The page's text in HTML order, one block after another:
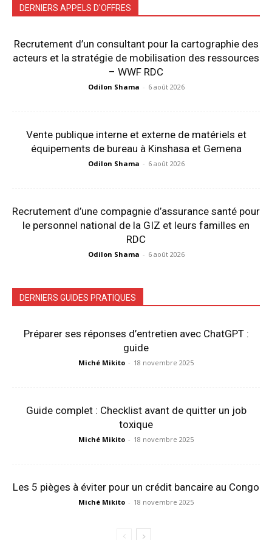
DERNIERS APPELS D'OFFRES
Recrutement d’un consultant pour la cartographie des
acteurs et la stratégie de mobilisation des ressources
– WWF RDC
Odilon Shama - 6 août 2026
Vente publique interne et externe de matériels et
équipements de bureau à Kinshasa et Gemena
Odilon Shama - 6 août 2026
Recrutement d’une compagnie d’assurance santé pour
le personnel national de la GIZ et leurs familles en
RDC
Odilon Shama - 6 août 2026
DERNIERS GUIDES PRATIQUES
Préparer ses réponses d’entretien avec ChatGPT :
guide
Miché Mikito - 18 novembre 2025
Guide complet : Checklist avant de quitter un job
toxique
Miché Mikito - 18 novembre 2025
Les 5 pièges à éviter pour un crédit bancaire au Congo
Miché Mikito - 18 novembre 2025